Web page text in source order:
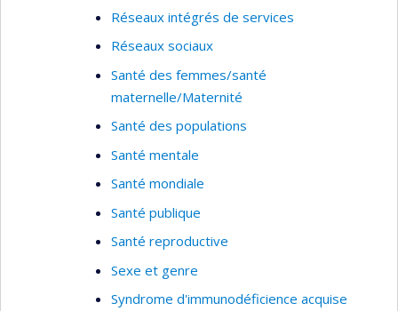
Réseaux intégrés de services
Réseaux sociaux
Santé des femmes/santé
maternelle/Maternité
Santé des populations
Santé mentale
Santé mondiale
Santé publique
Santé reproductive
Sexe et genre
Syndrome d'immunodéficience acquise